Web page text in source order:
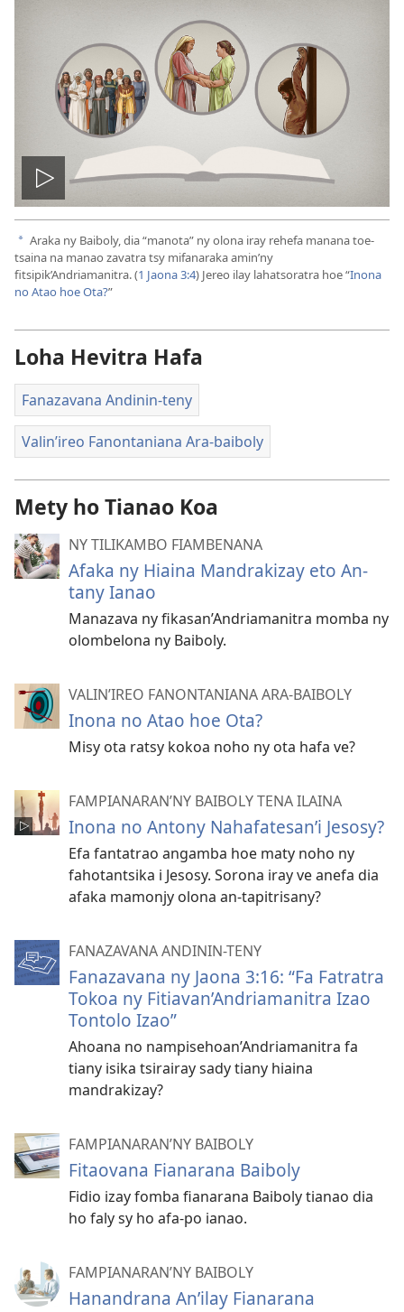
Handefa
video
a Araka ny Baiboly, dia “manota” ny olona iray rehefa manana toe-
tsaina na manao zavatra tsy mifanaraka amin’ny
fitsipik’Andriamanitra. (1 Jaona 3:4) Jereo ilay lahatsoratra hoe “Inona
no Atao hoe Ota?”
Loha Hevitra Hafa
Fanazavana Andinin-teny
Valin’ireo Fanontaniana Ara-baiboly
Mety ho Tianao Koa
NY TILIKAMBO FIAMBENANA
Afaka ny Hiaina Mandrakizay eto An-
tany Ianao
Manazava ny fikasan’Andriamanitra momba ny
olombelona ny Baiboly.
VALIN’IREO FANONTANIANA ARA-BAIBOLY
Inona no Atao hoe Ota?
Misy ota ratsy kokoa noho ny ota hafa ve?
FAMPIANARAN’NY BAIBOLY TENA ILAINA
Inona no Antony Nahafatesan’i Jesosy?
Efa fantatrao angamba hoe maty noho ny
fahotantsika i Jesosy. Sorona iray ve anefa dia
afaka mamonjy olona an-tapitrisany?
FANAZAVANA ANDININ-TENY
Fanazavana ny Jaona 3:16: “Fa Fatratra
Tokoa ny Fitiavan’Andriamanitra Izao
Tontolo Izao”
Ahoana no nampisehoan’Andriamanitra fa
tiany isika tsirairay sady tiany hiaina
mandrakizay?
FAMPIANARAN’NY BAIBOLY
Fitaovana Fianarana Baiboly
Fidio izay fomba fianarana Baiboly tianao dia
ho faly sy ho afa-po ianao.
FAMPIANARAN’NY BAIBOLY
Hanandrana An’ilay Fianarana